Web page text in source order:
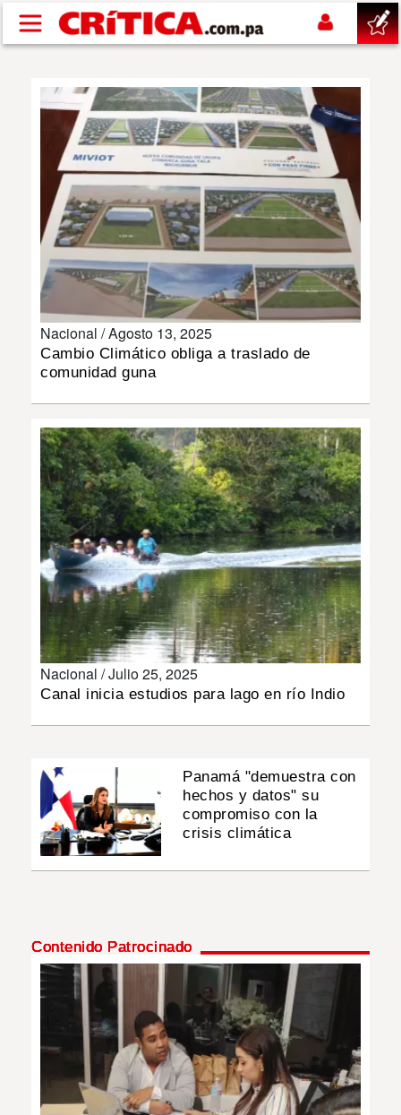
Pasar al contenido principal
NACIONAL
POLÍTICA
SHOW
DEPORTES
INSÓLITAS
MULTIMEDIA
IMPRESO
Nacional /Agosto 13, 2025
Cambio Climático obliga a traslado de
comunidad guna
Nacional /Julio 25, 2025
Canal inicia estudios para lago en río Indio
Panamá "demuestra con
hechos y datos" su
compromiso con la
crisis climática
Contenido Patrocinado